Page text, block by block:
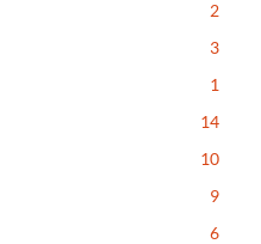
2
3
1
14
10
9
6